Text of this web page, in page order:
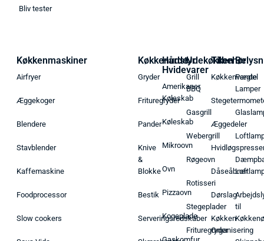
Bliv tester
Køkkenmaskiner
Airfryer
Æggekoger
Blendere
Stavblender
Kaffemaskine
Foodprocessor
Slow cookers
Køkkenudstyr
Gryder
Frituregryder
Pander
Knive
&
Blokke
Bestik
Serveringsredskaber
Hårde
Hvidevarer
Amerikaner
Køleskab
Køleskab
Mikroovn
Ovn
Pizzaovn
Kogeplade
Udekøkken
Grill
BBQ
Gasgrill
Webergrill
Røgeovn
Rotisseri
Stegeplader
Frituregryder
Tilbehør
Køkkenvægte
Æggedeler
Dåseåbner
Dørslag
Køkken
Organisering
Pendel
Lamper
til